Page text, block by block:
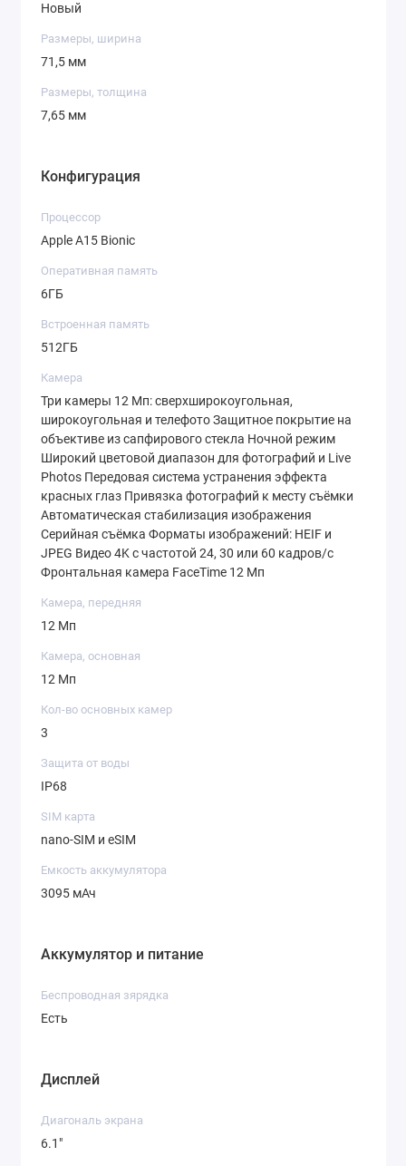
Новый
Размеры, ширина
71,5 мм
Размеры, толщина
7,65 мм
Конфигурация
Процессор
Apple A15 Bionic
Оперативная память
6ГБ
Встроенная память
512ГБ
Камера
Три камеры 12 Мп: сверхширокоугольная,
широкоугольная и телефото Защитное покрытие на
объективе из сапфирового стекла Ночной режим
Широкий цветовой диапазон для фотографий и Live
Photos Передовая система устранения эффекта
красных глаз Привязка фотографий к месту съёмки
Автоматическая стабилизация изображения
Серийная съёмка Форматы изображений: HEIF и
JPEG Видео 4K с частотой 24, 30 или 60 кадров / с
Фронтальная камера FaceTime 12 Мп
Камера, передняя
12 Мп
Камера, основная
12 Мп
Кол-во основных камер
3
Защита от воды
IP68
SIM карта
nano-SIM и eSIM
Емкость аккумулятора
3095 мАч
Аккумулятор и питание
Беспроводная зярядка
Есть
Дисплей
Диагональ экрана
6.1"